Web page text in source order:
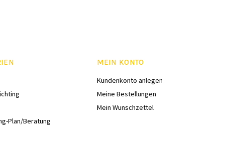
Plan/Beratung
MEIN KONTO
Kundenkonto anlegen
Meine Bestellungen
Mein Wunschzettel